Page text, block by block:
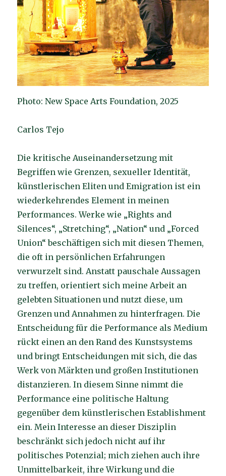
Photo: New Space Arts Foundation, 2025
Carlos Tejo
Die kritische Auseinandersetzung mit
Begriffen wie Grenzen, sexueller Identität,
künstlerischen Eliten und Emigration ist ein
wiederkehrendes Element in meinen
Performances. Werke wie „Rights and
Silences“, „Stretching“, „Nation“ und „Forced
Union“ beschäftigen sich mit diesen Themen,
die oft in persönlichen Erfahrungen
verwurzelt sind. Anstatt pauschale Aussagen
zu treffen, orientiert sich meine Arbeit an
gelebten Situationen und nutzt diese, um
Grenzen und Annahmen zu hinterfragen. Die
Entscheidung für die Performance als Medium
rückt einen an den Rand des Kunstsystems
und bringt Entscheidungen mit sich, die das
Werk von Märkten und großen Institutionen
distanzieren. In diesem Sinne nimmt die
Performance eine politische Haltung
gegenüber dem künstlerischen Establishment
ein. Mein Interesse an dieser Disziplin
beschränkt sich jedoch nicht auf ihr
politisches Potenzial; mich ziehen auch ihre
Unmittelbarkeit, ihre Wirkung und die